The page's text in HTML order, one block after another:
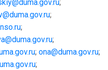
;
;
;
;
; ona@duma.gov.ru;
;